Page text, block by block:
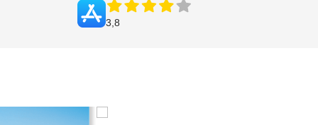
3,8
Familieophold